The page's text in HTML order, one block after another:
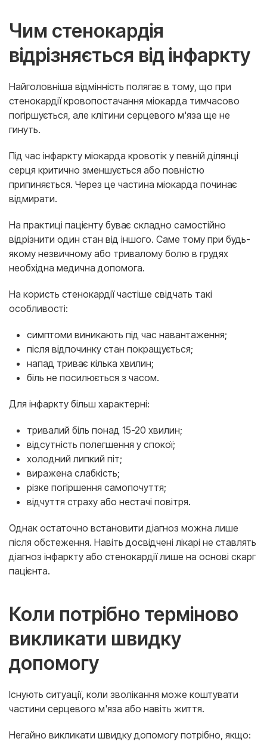
Чим стенокардія
відрізняється від інфаркту
Найголовніша відмінність полягає в тому, що при
стенокардії кровопостачання міокарда тимчасово
погіршується, але клітини серцевого м'яза ще не
гинуть.
Під час інфаркту міокарда кровотік у певній ділянці
серця критично зменшується або повністю
припиняється. Через це частина міокарда починає
відмирати.
На практиці пацієнту буває складно самостійно
відрізнити один стан від іншого. Саме тому при будь-
якому незвичному або тривалому болю в грудях
необхідна медична допомога.
На користь стенокардії частіше свідчать такі
особливості:
симптоми виникають під час навантаження;
після відпочинку стан покращується;
напад триває кілька хвилин;
біль не посилюється з часом.
Для інфаркту більш характерні:
тривалий біль понад 15-20 хвилин;
відсутність полегшення у спокої;
холодний липкий піт;
виражена слабкість;
різке погіршення самопочуття;
відчуття страху або нестачі повітря.
Однак остаточно встановити діагноз можна лише
після обстеження. Навіть досвідчені лікарі не ставлять
діагноз інфаркту або стенокардії лише на основі скарг
пацієнта.
Коли потрібно терміново
викликати швидку
допомогу
Існують ситуації, коли зволікання може коштувати
частини серцевого м'яза або навіть життя.
Негайно викликати швидку допомогу потрібно, якщо: